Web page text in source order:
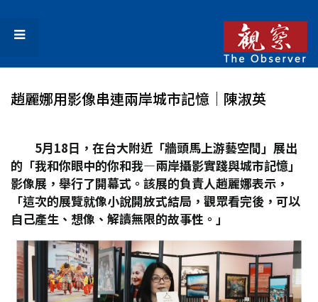
趙麗娜用影像串連兩岸城市記憶│陳淑英
5月18日，在台大附近「牆頭馬上游藝空間」展出
的「我和你眼中的你和我—兩岸攝影實踐與城市記憶」
影像展，舉行了開幕式。該展的負責人趙麗娜表示，
「這次的展覽就像小說開放式結局，觀眾看完後，可以
自己產生、想像、解讀無限的故事性。」